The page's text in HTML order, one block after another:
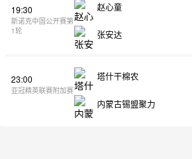
19:30
斯诺克中国公开赛第
1轮
赵心童
张安达
23:00
亚冠精英联赛附加赛
塔什干棉农
内蒙古锡盟聚力